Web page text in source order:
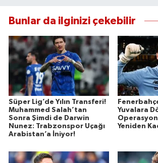
Bunlar da ilginizi çekebilir
Süper Lig’de Yılın Transferi!
Muhammed Salah’tan
Sonra Şimdi de Darwin
Nunez: Trabzonspor Uçağı
Arabistan’a İniyor!
Yuvalara
Yeniden